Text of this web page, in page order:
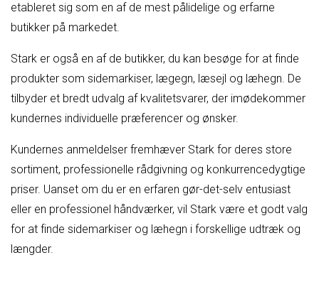
etableret sig som en af de mest pålidelige og erfarne
butikker på markedet.
Stark er også en af de butikker, du kan besøge for at finde
produkter som sidemarkiser, lægegn, læsejl og læhegn. De
tilbyder et bredt udvalg af kvalitetsvarer, der imødekommer
kundernes individuelle præferencer og ønsker.
Kundernes anmeldelser fremhæver Stark for deres store
sortiment, professionelle rådgivning og konkurrencedygtige
priser. Uanset om du er en erfaren gør-det-selv entusiast
eller en professionel håndværker, vil Stark være et godt valg
for at finde sidemarkiser og læhegn i forskellige udtræk og
længder.